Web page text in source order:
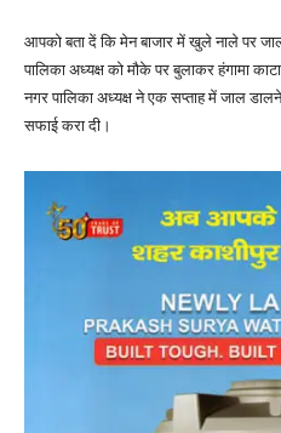
आपको बता दें कि मेन बाजार में खुले नाले पर जाल
पालिका अध्यक्ष को मौके पर बुलाकर हंगामा
नगर पालिका अध्यक्ष ने एक सप्ताह में जाल
सफाई करा दी।